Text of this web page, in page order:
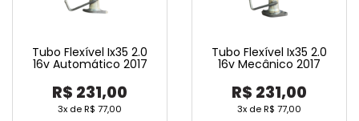
Tubo Flexível Ix35 2.0
16v Automático 2017
R$ 231,00
3x deR$ 77,00
Tubo Flexível Ix35 2.0
16v Mecânico 2017
R$ 231,00
3x deR$ 77,00